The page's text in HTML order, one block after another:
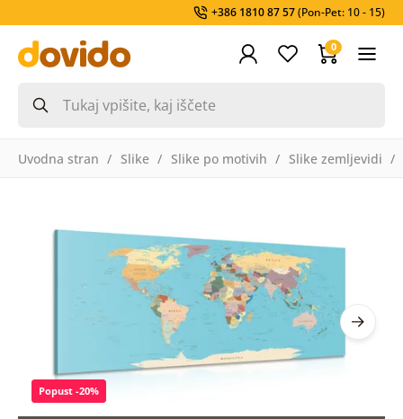
+386 1810 87 57(Pon-Pet: 10 - 15)
0
Uvodna stran Slike Slike po motivih Slike zemljevidi
Popust -20%